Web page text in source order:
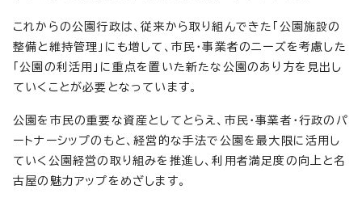
これからの公園行政は、従来から取り組んできた「公園施設の
整備と維持管理」にも増して、市民・事業者のニーズを考慮した
「公園の利活用」に重点を置いた新たな公園のあり方を見出し
ていくことが必要となっています。
公園を市民の重要な資産としてとらえ、市民・事業者・行政のパ
ートナーシップのもと、経営的な手法で公園を最大限に活用し
ていく公園経営の取り組みを推進し、利用者満足度の向上と名
古屋の魅力アップをめざします。